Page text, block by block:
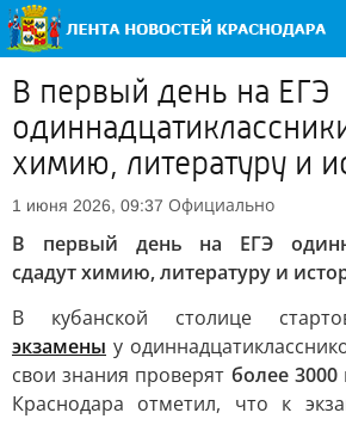
В первый день на ЕГЭ
химию, литературу и
1 июня 2026, 09:37 Официально
В первый день на ЕГЭ
сдадут химию, литературу и
В кубанской столице
экзамены у
свои знания проверят более 3000
Краснодара отметил, что к